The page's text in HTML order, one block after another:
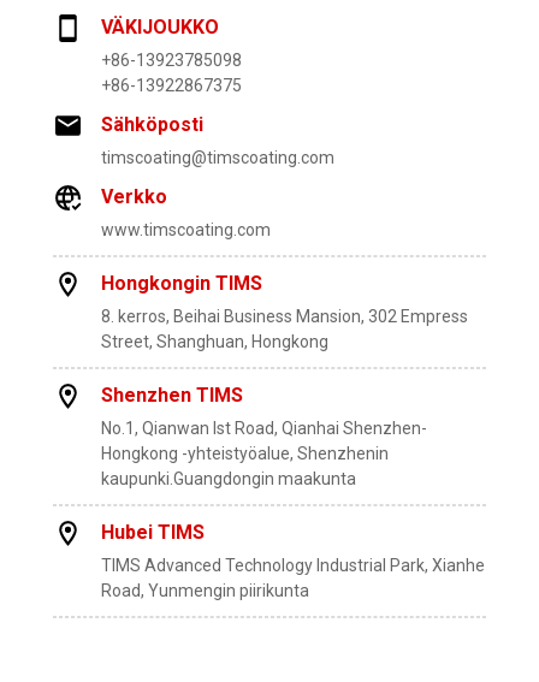
VÄKIJOUKKO
+86-13923785098
+86-13922867375
Sähköposti
timscoating@timscoating.com
Verkko
www.timscoating.com
Hongkongin TIMS
8. kerros, Beihai Business Mansion, 302 Empress
Street, Shanghuan, Hongkong
Shenzhen TIMS
No.1, Qianwan lst Road, Qianhai Shenzhen-
Hongkong -yhteistyöalue, Shenzhenin
kaupunki.Guangdongin maakunta
Hubei TIMS
TIMS Advanced Technology Industrial Park, Xianhe
Road, Yunmengin piirikunta